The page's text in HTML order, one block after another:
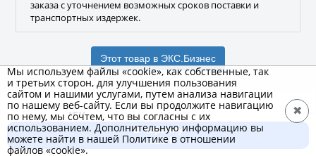
заказа с уточнением возможных сроков поставки и
транспортных издержек.
Этот товар в ЭКС.Бизнес
IEK
Бренд
В корзину
4 322 ₽
Мы используем файлы «cookie», как собственные, так
и третьих сторон, для улучшения пользования
сайтом и нашими услугами, путем анализа навигации
по нашему веб-сайту. Если вы продолжите навигацию
по нему, мы сочтем, что вы согласны с их
использованием. Дополнительную информацию вы
можете найти в нашей Политике в отношении
файлов «cookie».
✖